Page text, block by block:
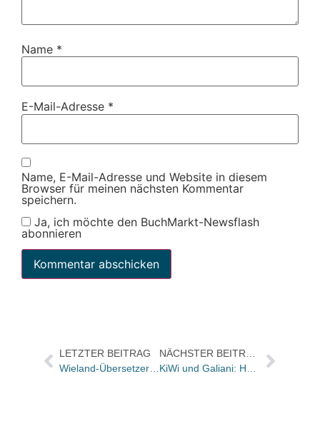
Name *
E-Mail-Adresse *
Name, E-Mail-Adresse und Website in diesem
Browser für meinen nächsten Kommentar
speichern.
Ja, ich möchte den BuchMarkt-Newsflash
abonnieren
LETZTER BEITRAG
Wieland-Übersetzerpreis für Andreas Jandl und Frank Sievers
NÄCHSTER BEITRAG
KiWi und Galiani: Herstellerin Monika König beendet ihr aktives Berufsleben / Katrin Jacobsen übernimmt